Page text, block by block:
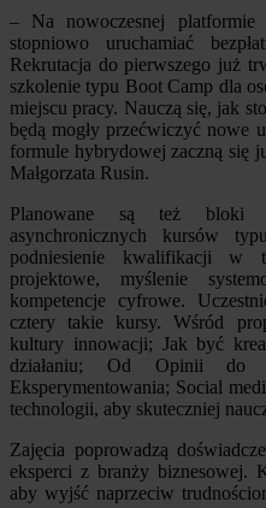
– Na nowoczesnej platformie
stopniowo uruchamiać
Rekrutacja do pierwszego już
szkolenie typu Boot Camp dla
miejscu pracy. Nauczą się, jak
będą mogły przećwiczyć nowe
formule hybrydowej zaczną się
Małgorzata Rusin.
Planowane są też bloki
asynchronicznych kursów
podniesienie kwalifikacji w
projektowe, myślenie
kompetencje cyfrowe.
cztery takie kursy. Wśród
kultury innowacji; Jak być
działaniu; Od Opinii do
Eksperymentowania; Social
technologii, aby skuteczniej
Zajęcia poprowadzą
eksperci z branży biznesowej.
aby wyjść naprzeciw